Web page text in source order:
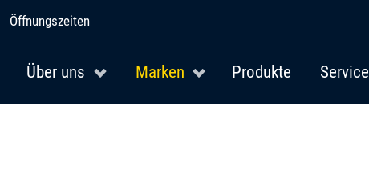
Öffnungszeiten
Über uns Marken Produkte Service